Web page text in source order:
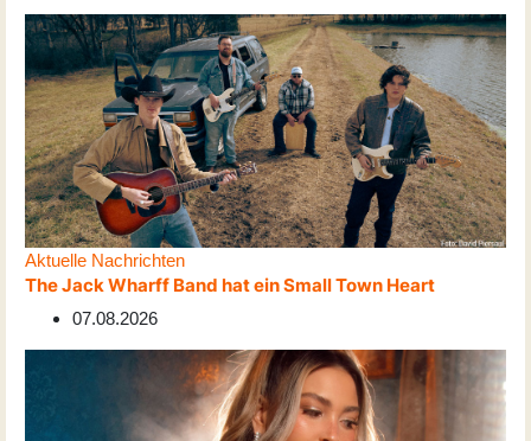
Aktuelle Nachrichten
The Jack Wharff Band hat ein Small Town Heart
07.08.2026